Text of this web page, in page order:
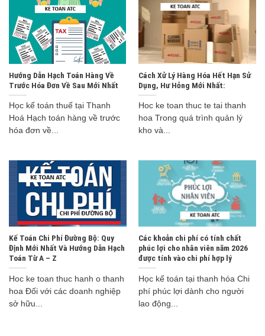
Hướng Dẫn Hạch Toán Hàng Về
Trước Hóa Đơn Về Sau Mới Nhất
Học kế toán thuế tại Thanh
Hoá Hạch toán hàng về trước
hóa đơn về...
Cách Xử Lý Hàng Hóa Hết Hạn Sử
Dụng, Hư Hỏng Mới Nhất:
Hoc ke toan thuc te tai thanh
hoa Trong quá trình quản lý
kho và...
Kế Toán Chi Phí Đường Bộ: Quy
Định Mới Nhất Và Hướng Dẫn Hạch
Toán Từ A – Z
Hoc ke toan thuc hanh o thanh
hoa Đối với các doanh nghiệp
sở hữu...
Các khoản chi phí có tính chất
phúc lợi cho nhân viên năm 2026
được tính vào chi phí hợp lý
Học kế toán tại thanh hóa Chi
phí phúc lợi dành cho người
lao động...